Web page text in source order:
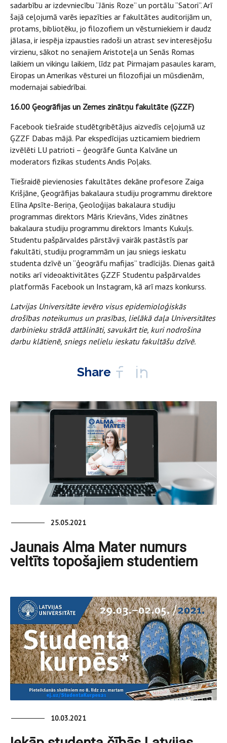
sadarbību ar izdevniecību “Jānis Roze” un portālu “Satori”. Arī
šajā ceļojumā varēs iepazīties ar fakultātes auditorijām un,
protams, bibliotēku, jo filozofiem un vēsturniekiem ir daudz
jālasa, ir iespēja izpausties radoši un atrast sev interesējošu
virzienu, sākot no senajiem Aristoteļa un Senās Romas
laikiem un vikingu laikiem, līdz pat Pirmajam pasaules karam,
Eiropas un Amerikas vēsturei un filozofijai un mūsdienām,
modernajai sabiedrībai.
16.00 Ģeogrāfijas un Zemes zinātņu fakultāte (ĢZZF)
Facebook tiešraide studētgribētājus aizvedīs ceļojumā uz
ĢZZF Dabas mājā. Par ekspedīcijas uzticamiem biedriem
izvēlēti LU patrioti – ģeogrāfe Gunta Kalvāne un
moderators fizikas students Andis Poļaks.
Tiešraidē pievienosies fakultātes dekāne profesore Zaiga
Krišjāne, Ģeogrāfijas bakalaura studiju programmu direktore
Elīna Apsīte-Beriņa, Ģeoloģijas bakalaura studiju
programmas direktors Māris Krievāns, Vides zinātnes
bakalaura studiju programmu direktors Imants Kukuļs.
Studentu pašpārvaldes pārstāvji vairāk pastāstīs par
fakultāti, studiju programmām un jau sniegs ieskatu
studenta dzīvē un “ģeogrāfu mafijas” tradīcijās. Dienas gaitā
notiks arī videoaktivitātes ĢZZF Studentu pašpārvaldes
platformās Facebook un Instagram, kā arī mazs konkurss.
Latvijas Universitāte ievēro visus epidemioloģiskās
drošības noteikumus un prasības, lielākā daļa Universitātes
darbinieku strādā attālināti, savukārt tie, kuri nodrošina
darbu klātienē, sniegs nelielu ieskatu fakultāšu dzīvē.
Share
25.05.2021
Jaunais Alma Mater numurs
veltīts topošajiem studentiem
10.03.2021